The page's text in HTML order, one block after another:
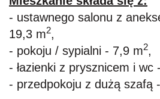
- ustawnego salonu z
19,3 m2,
- pokoju / sypialni - 7,9 m2,
- łazienki z prysznicem i wc
- przedpokoju z dużą szafą